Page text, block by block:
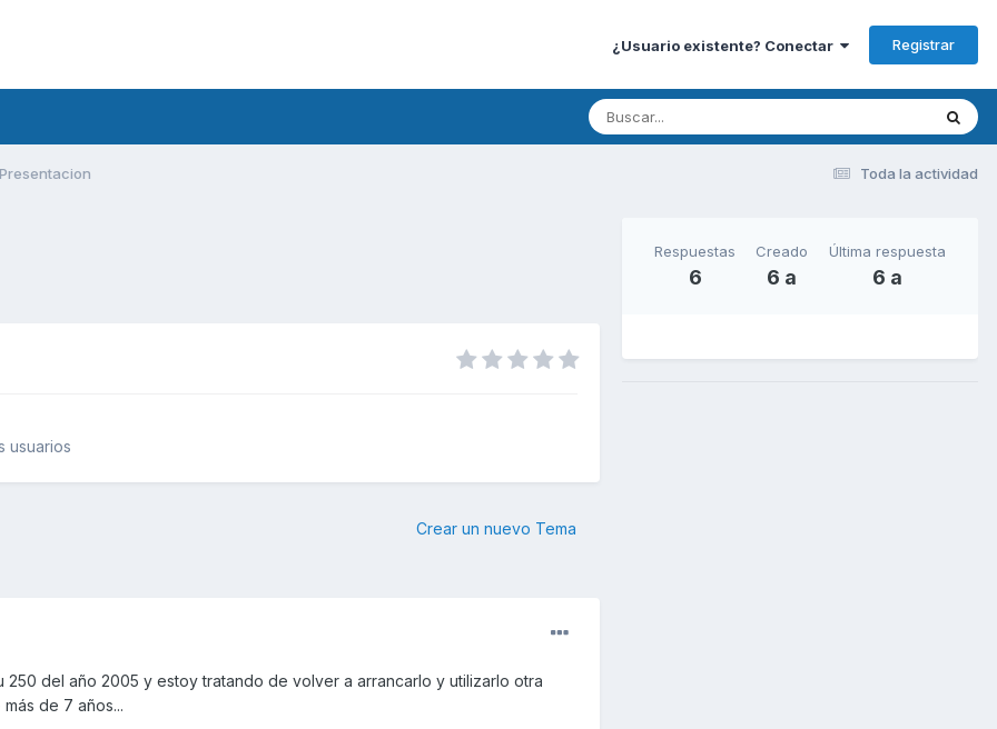
¿Usuario existente? Conectar Registrar
Toda la actividad
Presentacion
usuarios
Crear un nuevo Tema
250 del año 2005 y estoy tratando de volver a arrancarlo y utilizarlo otra
de 7 años...
Respuestas
6
Creado
6 a
Última respuesta
6 a